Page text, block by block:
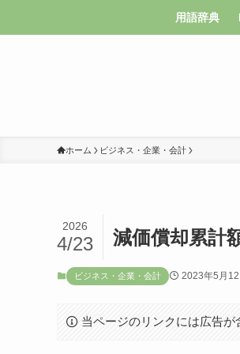
用語辞典
ホーム ビジネス・企業・会計
減価償却累計
2026
4/23
ビジネス・企業・会計 2023年5月12
当ページのリンクには広告が